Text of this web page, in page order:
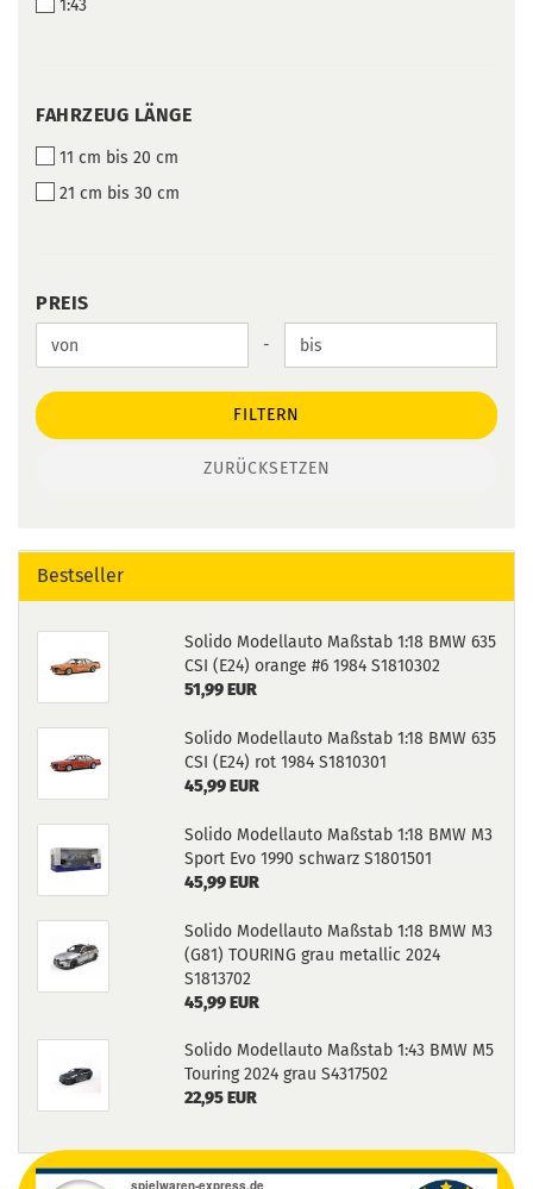
1:43
FAHRZEUG
FAHRZEUG LÄNGE
11 cm bis 20 cm
21 cm bis 30 cm
PREIS
PREIS
Preis bis -
FILTERN
ZURÜCKSETZEN
Bestseller
Solido Modellauto Maßstab 1:18 BMW 635
CSI (E24) orange #6 1984 S1810302
51,99 EUR
Solido Modellauto Maßstab 1:18 BMW 635
CSI (E24) rot 1984 S1810301
45,99 EUR
Solido Modellauto Maßstab 1:18 BMW M3
Sport Evo 1990 schwarz S1801501
45,99 EUR
Solido Modellauto Maßstab 1:18 BMW M3
(G81) TOURING grau metallic 2024
S1813702
45,99 EUR
Solido Modellauto Maßstab 1:43 BMW M5
Touring 2024 grau S4317502
22,95 EUR